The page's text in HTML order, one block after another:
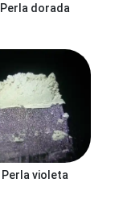
Perla dorada
Perla violeta